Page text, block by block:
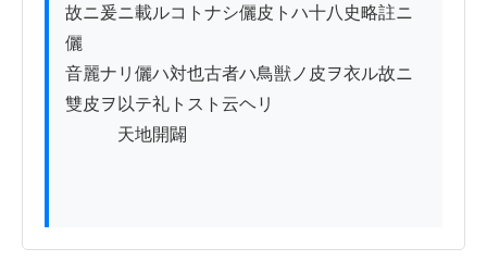
故ニ爰ニ載ルコトナシ儷皮トハ十八史略註ニ
儷
音麗ナリ儷ハ対也古者ハ鳥獣ノ皮ヲ衣ル故ニ
雙皮ヲ以テ礼トスト云ヘリ
天地開闢